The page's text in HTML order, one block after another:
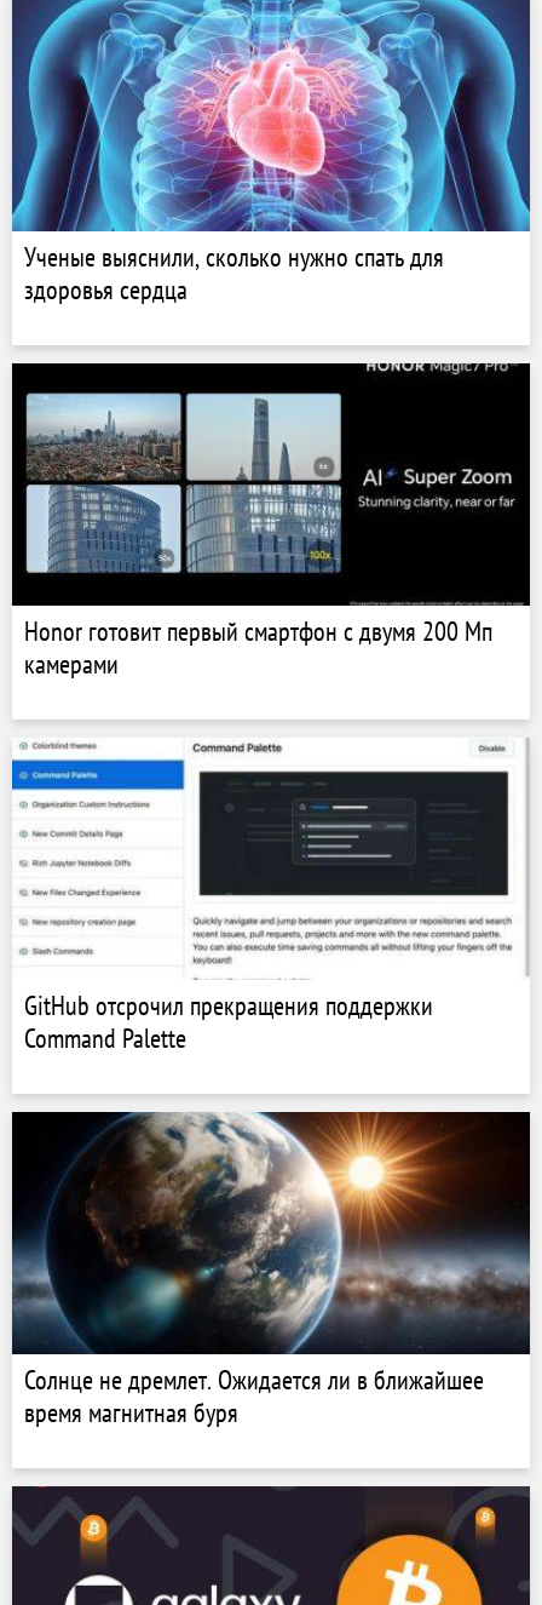
Ученые выяснили, сколько нужно спать для
здоровья сердца
Honor готовит первый смартфон с двумя 200 Мп
камерами
GitHub отсрочил прекращения поддержки
Command Palette
Солнце не дремлет. Ожидается ли в ближайшее
время магнитная буря